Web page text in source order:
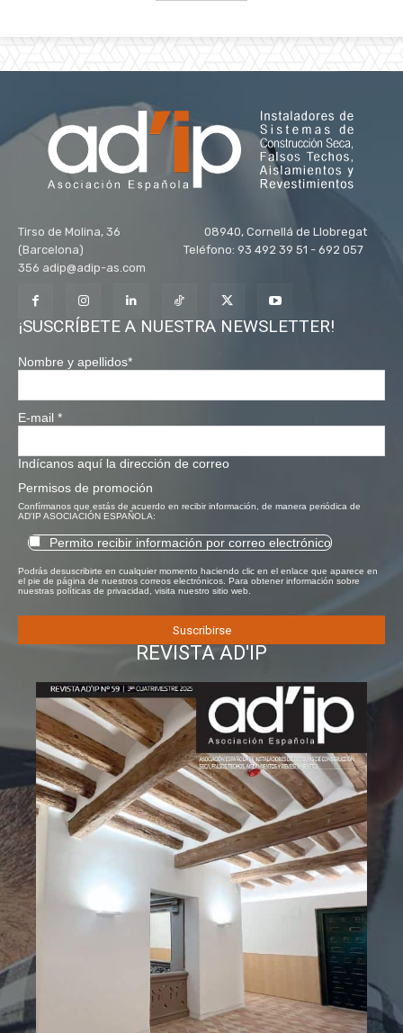
Tirso de Molina, 36 08940, Cornellá de Llobregat
(Barcelona) Teléfono: 93 492 39 51 - 692 057
356 adip@adip-as.com
¡SUSCRÍBETE A NUESTRA NEWSLETTER!
Nombre y apellidos*
E-mail *
Indícanos aquí la dirección de correo
Permisos de promoción
Confírmanos que estás de acuerdo en recibir información, de manera periódica de
AD'IP ASOCIACIÓN ESPAÑOLA:
Permito recibir información por correo electrónico
Podrás desuscribirte en cualquier momento haciendo clic en el enlace que aparece en
el pie de página de nuestros correos electrónicos. Para obtener información sobre
nuestras políticas de privacidad, visita nuestro sitio web.
REVISTA AD'IP